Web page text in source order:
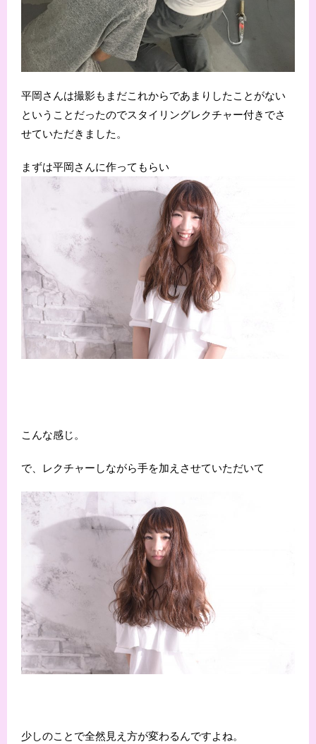
平岡さんは撮影もまだこれからであまりしたことがない
ということだったのでスタイリングレクチャー付きでさ
せていただきました。
まずは平岡さんに作ってもらい
こんな感じ。
で、レクチャーしながら手を加えさせていただいて
少しのことで全然見え方が変わるんですよね。